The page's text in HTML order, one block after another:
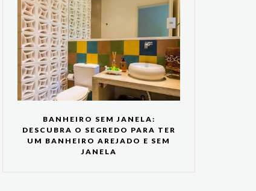
BANHEIRO SEM JANELA:
DESCUBRA O SEGREDO PARA TER
UM BANHEIRO AREJADO E SEM
JANELA